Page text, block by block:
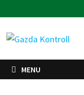
to
content
MENU